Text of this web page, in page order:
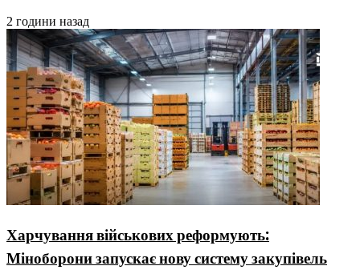
2 години назад
Харчування військових реформують:
Міноборони запускає нову систему закупівель